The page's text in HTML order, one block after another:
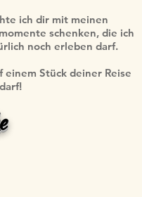
ich dir mit meinen
schenken, die ich
noch erleben darf.
einem Stück deiner Reise